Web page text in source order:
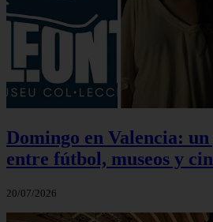
Domingo en Valencia:
entre fútbol, museos y
20/07/2026